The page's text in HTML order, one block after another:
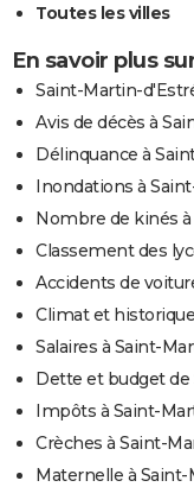
Toutes les villes
En savoir plus
Saint-Martin-
Avis de décès à
Délinquance à
Inondations à
Nombre de kinés
Classement des
Accidents de
Climat et
Salaires à Saint-
Dette et budget
Impôts à Saint-
Crèches à Saint-
Maternelle à